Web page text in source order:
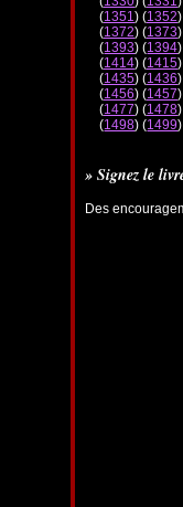
(1351) (1352
(1372) (1373
(1393) (1394
(1414) (1415
(1435) (1436
(1456) (1457
(1477) (1478
(1498) (1499
» Signez le
Des